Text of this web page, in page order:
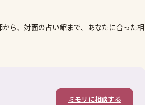
ら、対面の占い館まで、あなたに合った相
ミモリに相談する